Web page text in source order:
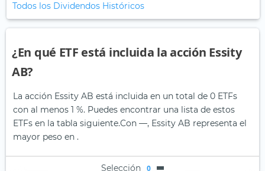
Todos los Dividendos Históricos
¿En qué ETF está incluida la acción Essity
AB?
La acción Essity AB está incluida en un total de 0 ETFs
con al menos 1 %. Puedes encontrar una lista de estos
ETFs en la tabla siguiente.Con —, Essity AB representa el
mayor peso en .
Selección 0